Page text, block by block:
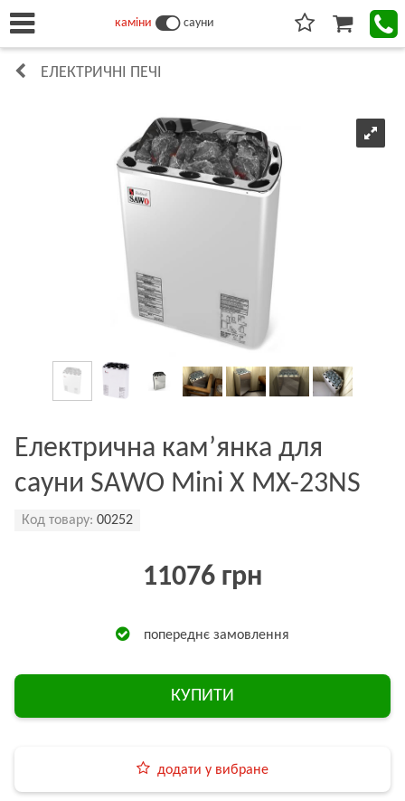
каміни сауни
ЕЛЕКТРИЧНІ ПЕЧІ
Електрична кам’янка для
сауни SAWO Mini X MX-23NS
Код товару: 00252
11076 грн
попереднє замовлення
КУПИТИ
додати у вибране